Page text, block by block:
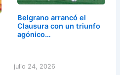
Belgrano arrancó el
Clausura con un triunfo
agónico…
julio 24, 2026